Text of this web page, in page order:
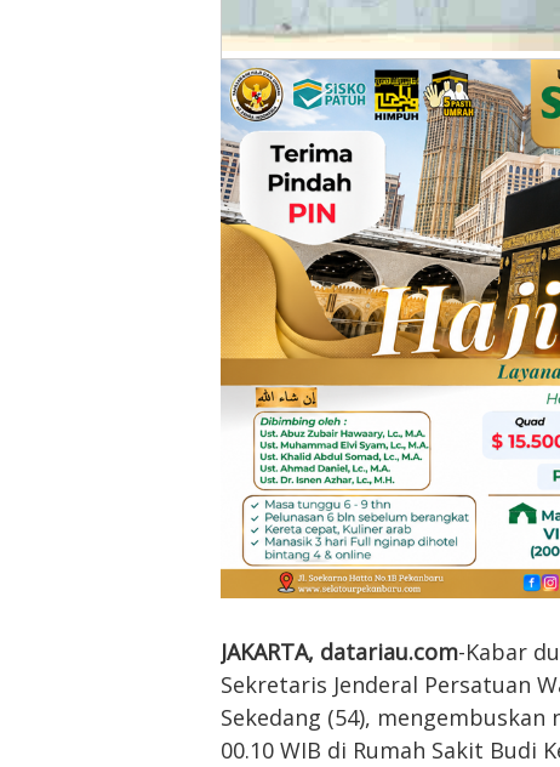
JAKARTA, datariau.com-Kabar
Sekretaris Jenderal Persatuan
Sekedang (54),
00.10 WIB di Rumah Sakit Budi